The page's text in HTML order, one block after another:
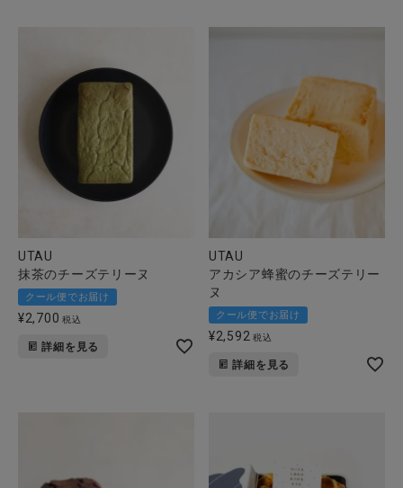
UTAU
抹茶のチーズテリーヌ
クール便でお届け
¥2,700 税込
詳細を見る
UTAU
アカシア蜂蜜のチーズテリー
ヌ
クール便でお届け
¥2,592 税込
詳細を見る